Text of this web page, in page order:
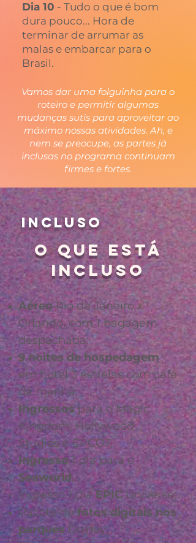
Dia 10 - Tudo o que é bom
dura pouco... Hora de
terminar de arrumar as
malas e embarcar para o
Brasil.
Vamos dar uma folguinha para o
roteiro e permitir algumas
mudanças sutis para aproveitar ao
máximo nossas atividades. Ah, e
nem se preocupe, as partes já
inclusas no programa continuam
firmes e fortes.
INCLUSO
O QUE ESTÁ
INCLUSO
AéreoRio de Janeiro x
Orlando, com 1 bagagem
despachada;
9 noites de hospedagem
em hotel 3 estrelas com café
da manhã;
Ingressospara o Magic
Kingdom, Hollywood
Studios e EPCOT,
Ingresso1 dia para o
Seaworld;
Ingresso 1 diaEPICUniverse;
Pacote defotos digitais nos
parquesDisney;